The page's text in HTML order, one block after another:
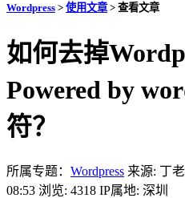
Wordpress > 使用文章> 查看文章
如何去掉
Powered by
符？
所属专题： Wordpress 来源: 丁
08:53 浏览: 4318 IP属地: 深圳